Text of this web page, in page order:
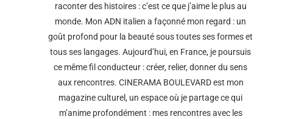
raconter des histoires : c’est ce que j’aime le plus au
monde. Mon ADN italien a façonné mon regard : un
goût profond pour la beauté sous toutes ses formes et
tous ses langages. Aujourd’hui, en France, je poursuis
ce même fil conducteur : créer, relier, donner du sens
aux rencontres. CINERAMA BOULEVARD est mon
magazine culturel, un espace où je partage ce qui
m’anime profondément : mes rencontres avec les